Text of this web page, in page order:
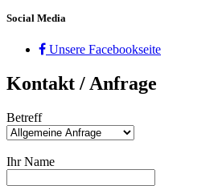
Social Media
Unsere Facebookseite
Kontakt / Anfrage
Betreff
Ihr Name